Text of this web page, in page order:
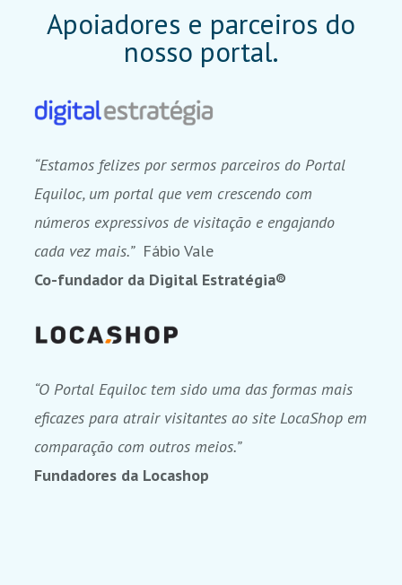
Apoiadores e parceiros do
nosso portal.
“Estamos felizes por sermos parceiros do Portal
Equiloc, um portal que vem crescendo com
números expressivos de visitação e engajando
cada vez mais.” Fábio Vale
Co-fundador da Digital Estratégia®
“O Portal Equiloc tem sido uma das formas mais
eficazes para atrair visitantes ao site LocaShop em
comparação com outros meios.”
Fundadores da Locashop